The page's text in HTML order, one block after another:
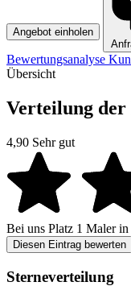
Angebot einholen
Bewertungsanalyse
Übersicht
Verteilung der
4,90 Sehr gut
Bei uns Platz 1 Maler in
Diesen Eintrag bewerten
Sterneverteilung